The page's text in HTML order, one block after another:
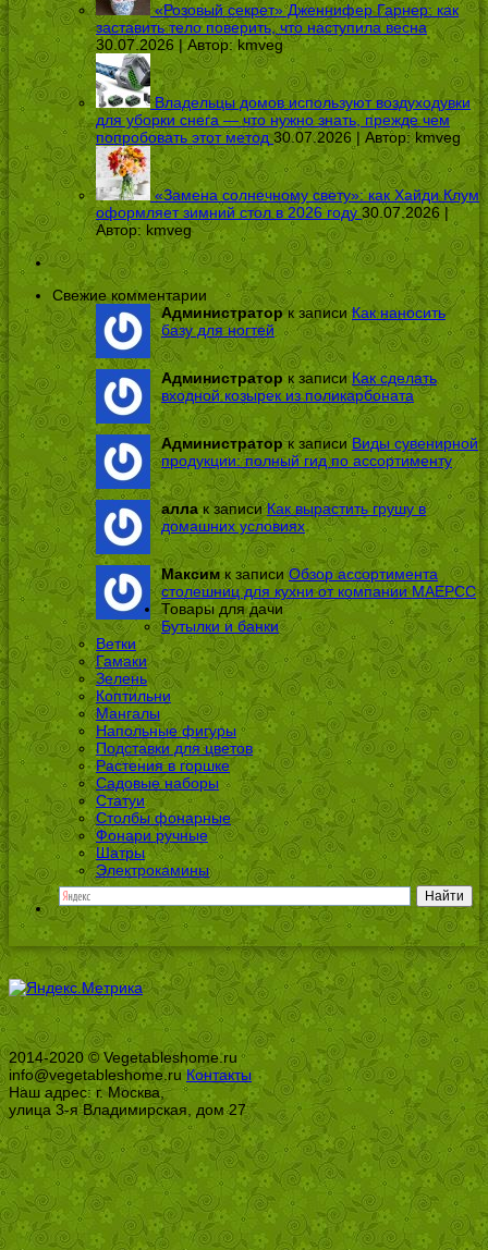
«Розовый секрет» Дженнифер Гарнер: как
заставить тело поверить, что наступила весна
30.07.2026 | Автор: kmveg
Владельцы домов используют воздуходувки
для уборки снега — что нужно знать, прежде чем
попробовать этот метод 30.07.2026 | Автор:kmveg
«Замена солнечному свету»: как Хайди Клум
оформляет зимний стол в 2026 году 30.07.2026 |
Автор: kmveg
Свежие комментарии
Администраторк записиКак наносить
базу для ногтей
Администраторк записиКак сделать
входной козырек из поликарбоната
Администраторк записиВиды сувенирной
продукции: полный гид по ассортименту
аллак записиКак вырастить грушу в
домашних условиях
Максимк записиОбзор ассортимента
столешниц для кухни от компании МАЕРСС
Товары для дачи
Бутылки и банки
Ветки
Гамаки
Зелень
Коптильни
Мангалы
Напольные фигуры
Подставки для цветов
Растения в горшке
Садовые наборы
Статуи
Столбы фонарные
Фонари ручные
Шатры
Электрокамины
2014-2020 © Vegetableshome.ru
info@vegetableshome.ru Контакты
Наш адрес: г. Москва,
улица 3-я Владимирская, дом 27